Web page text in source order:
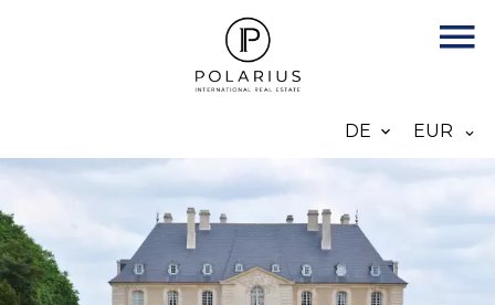
DE EUR